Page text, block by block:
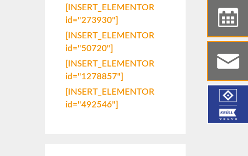
[INSERT_ELEMENTOR
id="273930"]
[INSERT_ELEMENTOR
id="50720"]
[INSERT_ELEMENTOR
id="1278857"]
[INSERT_ELEMENTOR
id="492546"]